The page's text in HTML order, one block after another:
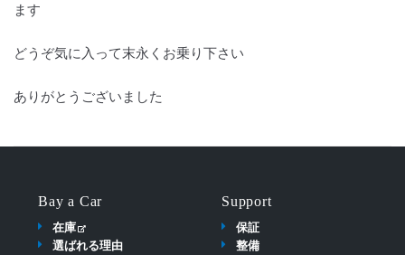
ます
どうぞ気に入って末永くお乗り下さい
ありがとうございました
Bay a Car
在庫
選ばれる理由
Support
保証
整備